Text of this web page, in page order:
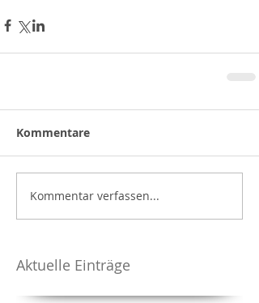
Kommentare
Kommentar verfassen...
Aktuelle Einträge